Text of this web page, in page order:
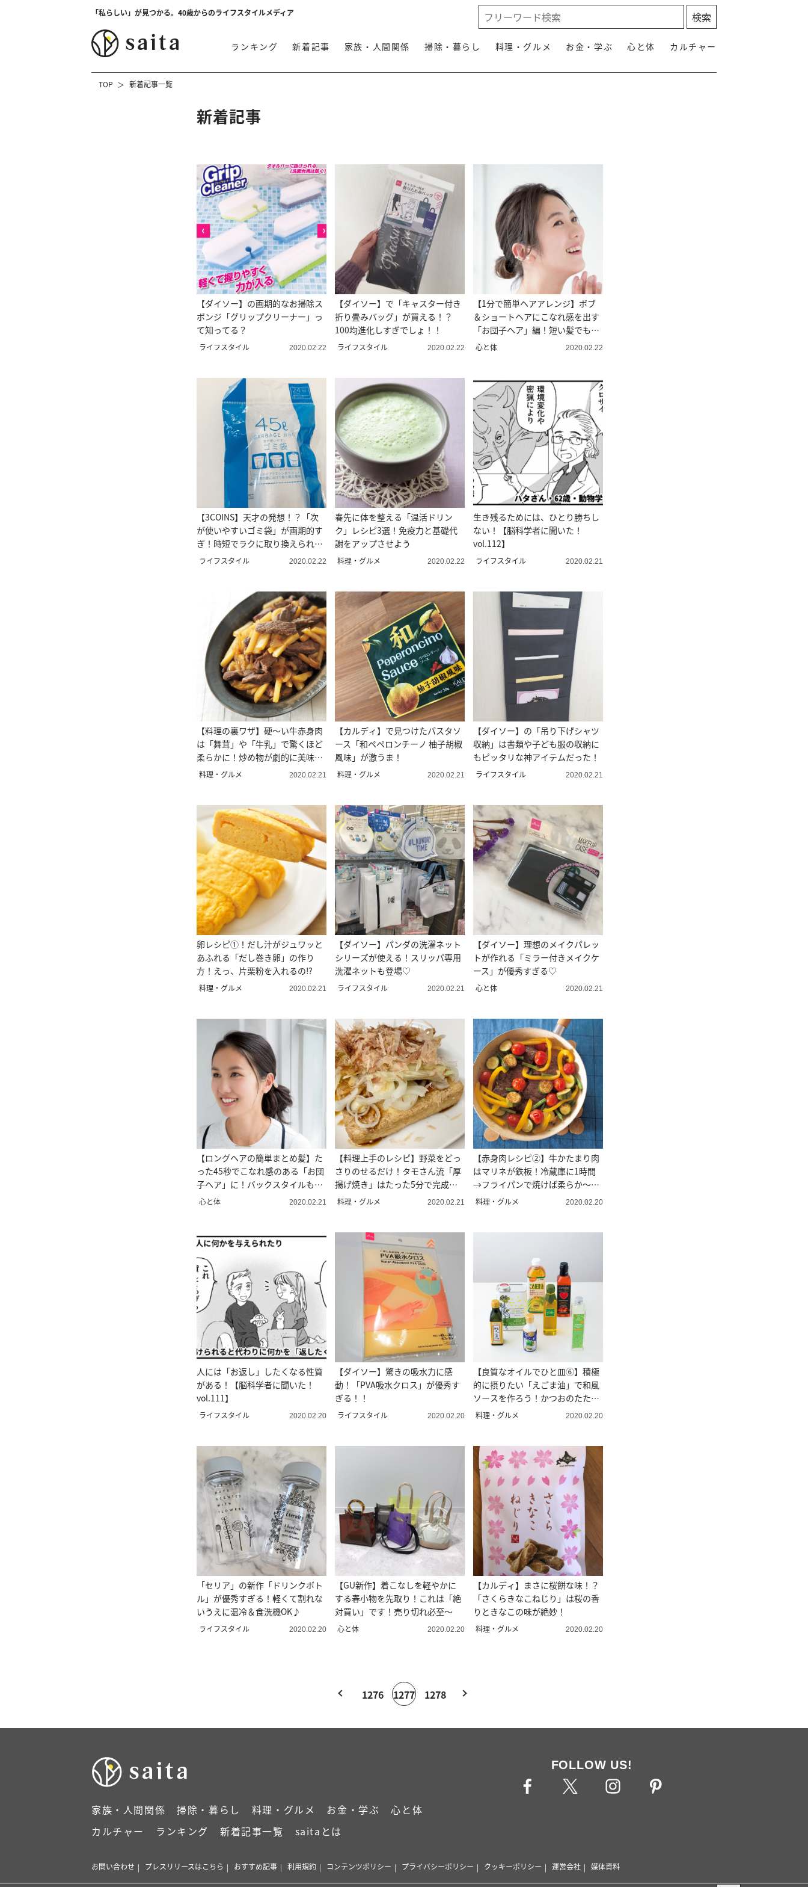
「私らしい」が見つかる。40歳からのライフスタイルメディア
ランキング 新着記事 家族・人間関係 掃除・暮らし 料理・グルメ お金・学ぶ 心と体 カルチャー
TOP 新着記事一覧
新着記事
【ダイソー】の画期的なお掃除ス
ポンジ「グリップクリーナー」っ
て知ってる？
ライフスタイル 2020.02.22
【ダイソー】で「キャスター付き
折り畳みバッグ」が買える！？
100均進化しすぎでしょ！！
ライフスタイル 2020.02.22
【1分で簡単ヘアアレンジ】ボブ
＆ショートヘアにこなれ感を出す
「お団子ヘア」編！短い髪でもで
きる
心と体 2020.02.22
【3COINS】天才の発想！？「次
が使いやすいゴミ袋」が画期的す
ぎ！時短でラクに取り換えられる
♪
ライフスタイル 2020.02.22
春先に体を整える「温活ドリン
ク」レシピ3選！免疫力と基礎代
謝をアップさせよう
料理・グルメ 2020.02.22
生き残るためには、ひとり勝ちし
ない！【脳科学者に聞いた！
vol.112】
ライフスタイル 2020.02.21
【料理の裏ワザ】硬～い牛赤身肉
は「舞茸」や「牛乳」で驚くほど
柔らかに！炒め物が劇的に美味し
くなる
料理・グルメ 2020.02.21
【カルディ】で見つけたパスタソ
ース「和ペペロンチーノ 柚子胡椒
風味」が激うま！
料理・グルメ 2020.02.21
【ダイソー】の「吊り下げシャツ
収納」は書類や子ども服の収納に
もピッタリな神アイテムだった！
ライフスタイル 2020.02.21
卵レシピ①！だし汁がジュワッと
あふれる「だし巻き卵」の作り
方！えっ、片栗粉を入れるの⁉
料理・グルメ 2020.02.21
【ダイソー】パンダの洗濯ネット
シリーズが使える！スリッパ専用
洗濯ネットも登場♡
ライフスタイル 2020.02.21
【ダイソー】理想のメイクパレッ
トが作れる「ミラー付きメイクケ
ース」が優秀すぎる♡
心と体 2020.02.21
【ロングヘアの簡単まとめ髪】た
った45秒でこなれ感のある「お団
子ヘア」に！バックスタイルも華
やか♡
心と体 2020.02.21
【料理上手のレシピ】野菜をどっ
さりのせるだけ！タモさん流「厚
揚げ焼き」はたった5分で完成！
お酒もススム！
料理・グルメ 2020.02.21
【赤身肉レシピ②】牛かたまり肉
はマリネが鉄板！冷蔵庫に1時間
→フライパンで焼けば柔らか～い
ステーキ
料理・グルメ 2020.02.20
人には「お返し」したくなる性質
がある！【脳科学者に聞いた！
vol.111】
ライフスタイル 2020.02.20
【ダイソー】驚きの吸水力に感
動！「PVA吸水クロス」が優秀す
ぎる！！
ライフスタイル 2020.02.20
【良質なオイルでひと皿⑥】積極
的に摂りたい「えごま油」で和風
ソースを作ろう！かつおのたたき
に良く合う
料理・グルメ 2020.02.20
「セリア」の新作「ドリンクボト
ル」が優秀すぎる！軽くて割れな
いうえに温冷＆食洗機OK♪
ライフスタイル 2020.02.20
【GU新作】着こなしを軽やかに
する春小物を先取り！これは「絶
対買い」です！売り切れ必至～
心と体 2020.02.20
【カルディ】まさに桜餅な味！？
「さくらきなこねじり」は桜の香
りときなこの味が絶妙！
料理・グルメ 2020.02.20
1276 1277 1278
家族・人間関係 掃除・暮らし 料理・グルメ お金・学ぶ
心と体
カルチャー
ランキング 新着記事一覧 saitaとは
FOLLOW US!
お問い合わせ プレスリリースはこちら おすすめ記事 利用規約 コンテンツポリシー プライバシーポリシー クッキーポリシー 運営会社 媒体資料